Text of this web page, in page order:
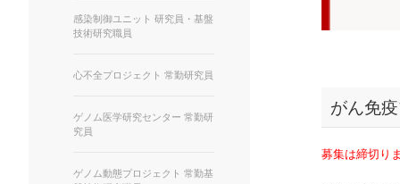
感染制御ユニット 研究員・基盤
技術研究職員
心不全プロジェクト 常勤研究員
ゲノム医学研究センター 常勤研
究員
ゲノム動態プロジェクト 常勤基
がん免
募集は締切り